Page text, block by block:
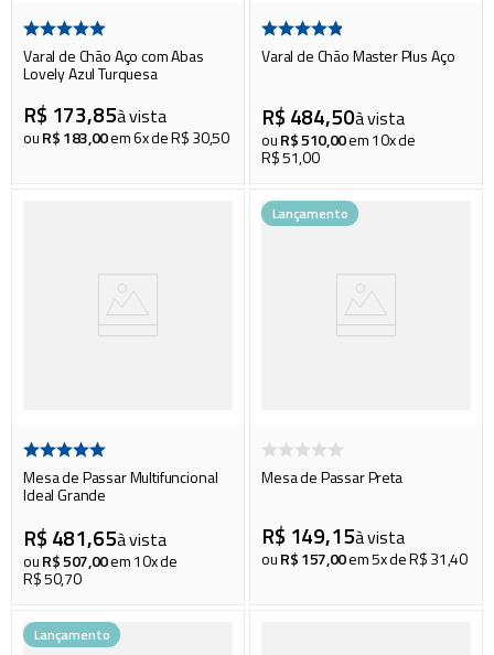
Varal de Chão Aço com Abas
Lovely Azul Turquesa
R$ 173,85à vista
ouR$183,00em6x deR$30,50
Varal de Chão Master Plus Aço
R$ 484,50à vista
ouR$510,00em10x de
R$51,00
Mesa de Passar Multifuncional
Ideal Grande
R$ 481,65à vista
ouR$507,00em10x de
R$50,70
Lançamento
Mesa de Passar Preta
R$ 149,15à vista
ouR$157,00em5x deR$31,40
Lançamento